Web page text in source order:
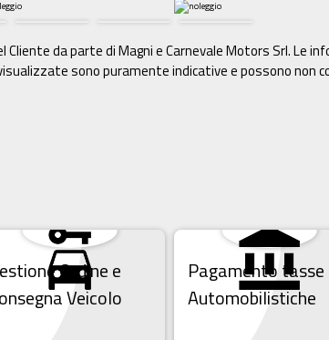
da parte di Magni e Carnevale Motors Srl. Le
sono puramente indicative e possono non
Ordine e
Veicolo
Pagamento tasse
Automobilistiche